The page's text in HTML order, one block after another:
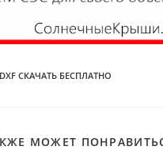
СКАЧАТЬ БЕСПЛАТНО
МОЖЕТ